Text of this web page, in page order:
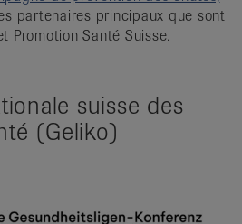
partenaires principaux que sont
Promotion Santé Suisse.
suisse des
(Geliko)